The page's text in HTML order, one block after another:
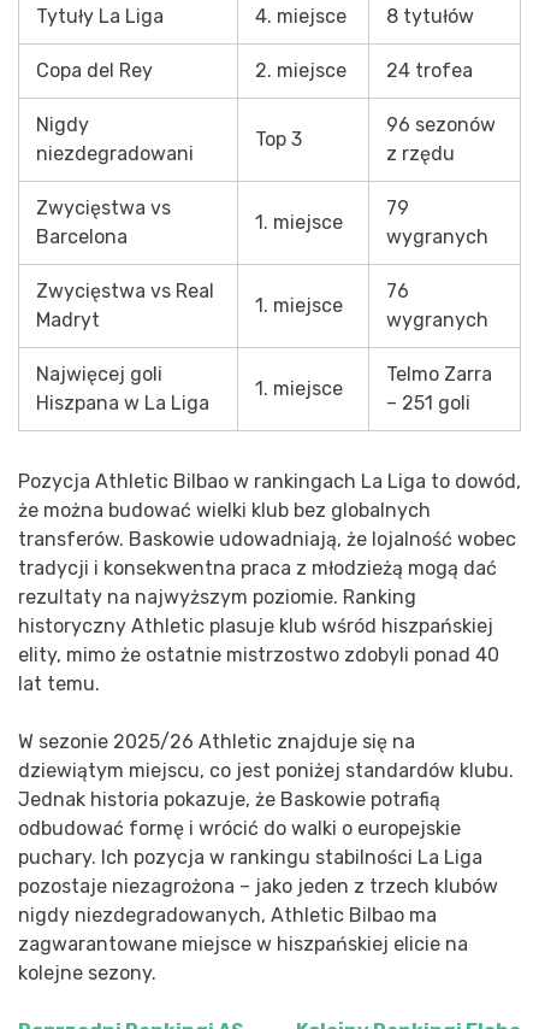
Tytuły La Liga 4. miejsce 8 tytułów
Copa del Rey 2. miejsce 24 trofea
Nigdy
niezdegradowani
Top 3
96 sezonów
z rzędu
Zwycięstwa vs
Barcelona
1. miejsce
79
wygranych
Zwycięstwa vs Real
Madryt
1. miejsce
76
wygranych
Najwięcej goli
Hiszpana w La Liga
1. miejsce
Telmo Zarra
– 251 goli
Pozycja Athletic Bilbao w rankingach La Liga to dowód,
że można budować wielki klub bez globalnych
transferów. Baskowie udowadniają, że lojalność wobec
tradycji i konsekwentna praca z młodzieżą mogą dać
rezultaty na najwyższym poziomie. Ranking
historyczny Athletic plasuje klub wśród hiszpańskiej
elity, mimo że ostatnie mistrzostwo zdobyli ponad 40
lat temu.
W sezonie 2025/26 Athletic znajduje się na
dziewiątym miejscu, co jest poniżej standardów klubu.
Jednak historia pokazuje, że Baskowie potrafią
odbudować formę i wrócić do walki o europejskie
puchary. Ich pozycja w rankingu stabilności La Liga
pozostaje niezagrożona – jako jeden z trzech klubów
nigdy niezdegradowanych, Athletic Bilbao ma
zagwarantowane miejsce w hiszpańskiej elicie na
kolejne sezony.